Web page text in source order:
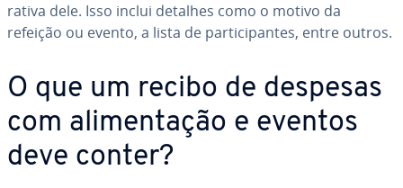
ra­tiva dele. Isso inclui detalhes como o motivo da
refeição ou evento, a lista de par­ti­ci­pan­tes, entre outros.
O que um recibo de despesas
com ali­men­ta­ção e eventos
deve conter?